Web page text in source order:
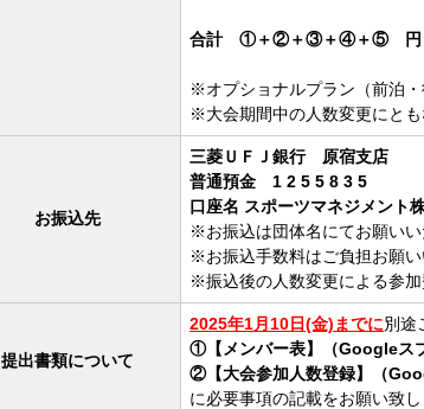
合計 ①＋②＋③＋④＋⑤ 円
※オプショナルプラン（前泊・
※大会期間中の人数変更にとも
お振込先
三菱ＵＦＪ銀行 原宿支店
普通預金 1 2 5 5 8 3 5
口座名 スポーツマネジメント
※お振込は団体名にてお願いい
※お振込手数料はご負担お願い
※振込後の人数変更による参加
提出書類について
2025年1月10日(金)までに別途
①【メンバー表】（Googleス
②【大会参加人数登録】（
に必要事項の記載をお願い致し